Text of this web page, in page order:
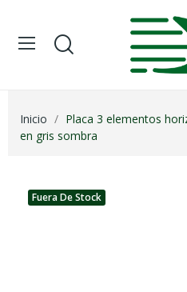
Inicio
Placa 3 elementos
en gris sombra
Fuera De Stock